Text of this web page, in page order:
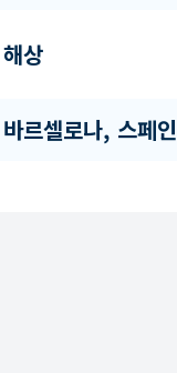
해상
바르셀로나, 스페인